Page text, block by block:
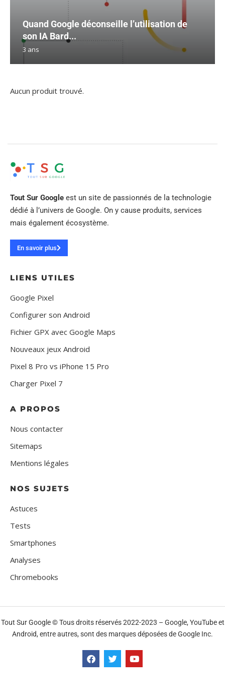
Quand Google déconseille l’utilisation de
son IA Bard...
3 ans
Aucun produit trouvé.
Tout Sur Google est un site de passionnés de la technologie
dédié à l’univers de Google. On y cause produits, services
mais également écosystème.
En savoir plus
LIENS UTILES
Google Pixel
Configurer son Android
Fichier GPX avec Google Maps
Nouveaux jeux Android
Pixel 8 Pro vs iPhone 15 Pro
Charger Pixel 7
A PROPOS
Nous contacter
Sitemaps
Mentions légales
NOS SUJETS
Astuces
Tests
Smartphones
Analyses
Chromebooks
Tout Sur Google © Tous droits réservés 2022-2023 – Google, YouTube et
Android, entre autres, sont des marques déposées de Google Inc.